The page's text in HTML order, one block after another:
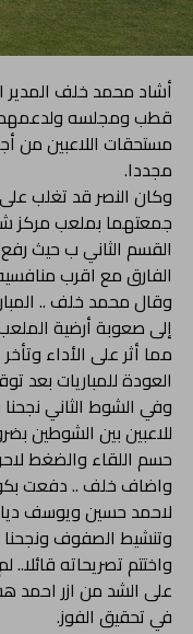
أشاد محمد خلف
قطب ومجلسه ولدعمهم
مستحقات اللاعبين من
مجددا.
الفارق مع اقرب منافسيه
وقال محمد خلف ..
إلى صعوبة أرضية
مما أثر على الأداء
العودة للمباريات بعد توقف 40
وفي الشوط الثاني
للاعبين بين الشوطين
حسم اللقاء والضغط
واضاف خلف .. دفعت
لاحمد حسين ويوسف
وتنشيط الصفوف
واختتم تصريحاته
على الشد من ازر احمد
في تحقيق الفوز.